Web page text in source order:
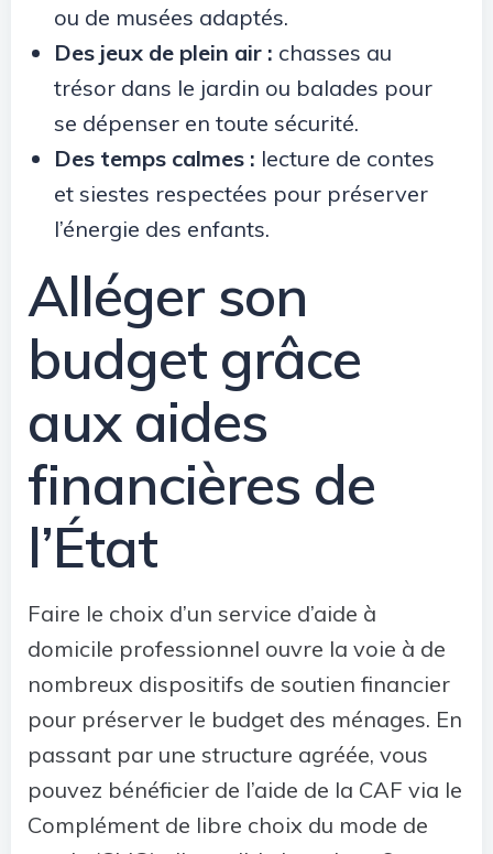
ou de musées adaptés.
Des jeux de plein air : chasses au
trésor dans le jardin ou balades pour
se dépenser en toute sécurité.
Des temps calmes : lecture de contes
et siestes respectées pour préserver
l’énergie des enfants.
Alléger son
budget grâce
aux aides
financières de
l’État
Faire le choix d’un service d’aide à
domicile professionnel ouvre la voie à de
nombreux dispositifs de soutien financier
pour préserver le budget des ménages. En
passant par une structure agréée, vous
pouvez bénéficier de l’aide de la CAF via le
Complément de libre choix du mode de